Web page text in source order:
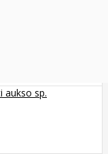
aukso sp.